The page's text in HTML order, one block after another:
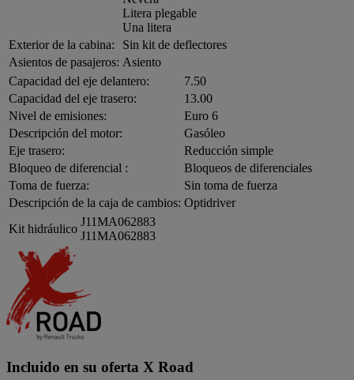
Litera plegable
Una litera
Exterior de la cabina:
Sin kit de deflectores
Asientos de pasajeros: Asiento
Capacidad del eje delantero:
7.50
Capacidad del eje trasero:
13.00
Nivel de emisiones:
Euro 6
Descripción del motor:
Gasóleo
Eje trasero:
Reducción simple
Bloqueo de diferencial :
Bloqueos de diferenciales
Toma de fuerza:
Sin toma de fuerza
Descripción de la caja de cambios: Optidriver
Kit hidráulico
J11MA062883
J11MA062883
Incluido en su oferta X Road